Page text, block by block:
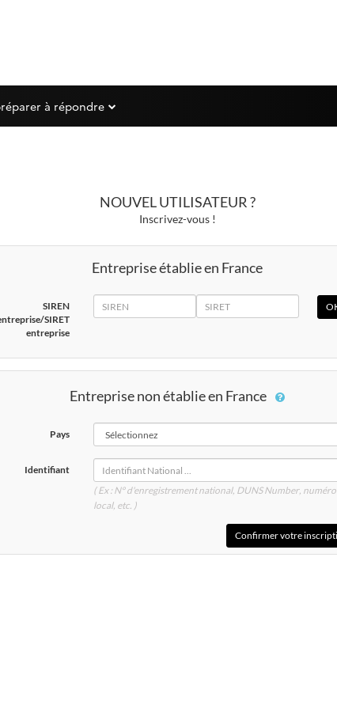
à répondre
NOUVEL UTILISATEUR ?
Inscrivez-vous !
Entreprise établie en France
SIREN
SIRET
entreprise
SIREN
SIRET
Entreprise non établie en France
Pays
Identifiant
( Ex : N° d'enregistrement national, DUNSNumber, numéro
local, etc. )